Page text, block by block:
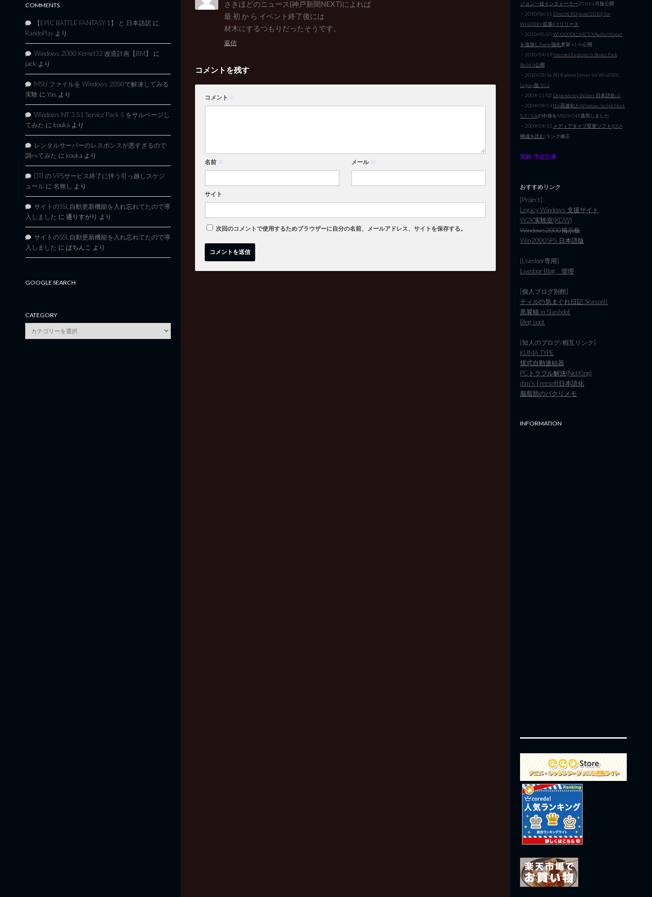
さきほどのニュース(神戸新聞NEXT)によれば
最 初 か ら イベント終了後には
材木にするつもりだったそうです。
返信
コメントを残す
コメント ※
名前 ※ メール ※
サイト
次回のコメントで使用するためブラウザーに自分の名前、メールアドレス、サイトを保存する。
COMMENTS
【EPIC BATTLE FANTASY 1】 と 日本語訳 に
RandoPlay より
Windows 2000 Kernel32 改造計画【BM】
に
jack より
MSU ファイルを Windows 2000で解凍してみる
実験 に Yas より
Windows NT 3.51 Service Pack 5 をサルベージし
てみた に kouka より
レンタルサーバーのレスポンスが悪すぎるので
調べてみた に kouka より
DTI の VPSサービス終了に伴う引っ越しスケジ
ュール に 名無し より
サイトのSSL自動更新機能を入れ忘れてたので導
入しました に 通りすがり より
サイトのSSL自動更新機能を入れ忘れてたので導
入しました に ぱちんこ より
GOOGLE SEARCH
CATEGORY
category
ジョン一括インストーラー2010/6月版公開
・2010/06/11 DirectX 9.0(June/2010) for
Win2000+拡張Kitリリース
・2010/05/25 Win2000にXACT/XAudio/XInput
を追加しGame強化更新 v1.4a公開
・2010/04/19 Internet Explorer 6 Bonus Pack
Build 6公開
・2010/03/16 ATI Radeon Driver for Win2000
Legacy版 10.2
・2009/11/02 Dependency Walker 日本語化v2
・2009/09/14 IE6高速化とWindows Script Host
5.7 / 5.8の中身をMS09-045適用しました
・2009/09/13 メディアタイプ変更ソフト(EISA
構成を読む) リンク修正
実験/予定記事
おすすめリンク
[Project]
Legacy Windows 支援サイト
W2K実験室(KDW)
Windows2000掲示板
Win2000SP5 日本語版
[Livedoor専用]
Livedoor Blog 管理
[個人ブログ別館]
ティルの気まぐれ日記 SeasonII
黒翼猫 in Slashdot
Blog spot
[知人のブログ/相互リンク]
KUMA TYPE
煤式自動連結器
PCトラブル解決(NetKing)
dim's Freesoft日本語化
脳脂肪のパクリメモ
INFORMATION